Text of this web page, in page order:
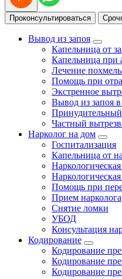
Проконсультироваться
Вывод из запоя
Капельница от
Капельница при
Лечение
Помощь при
Экстренное
Вывод из запоя
Частный
Нарколог на дом
Госпитализация
Капельница от
Наркологическая
Помощь при
Прием нарколога
Снятие ломки
УБОД
Консультация
Кодирование
Кодирование
Кодирование
Кодирование